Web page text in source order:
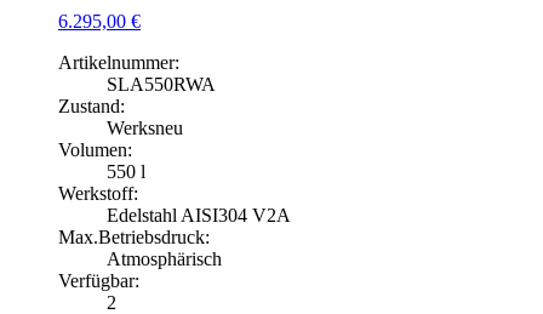
6.295,00 €
Artikelnummer:
SLA550RWA
Zustand:
Werksneu
Volumen:
550 l
Werkstoff:
Edelstahl AISI304 V2A
Max.Betriebsdruck:
Atmosphärisch
Verfügbar:
2